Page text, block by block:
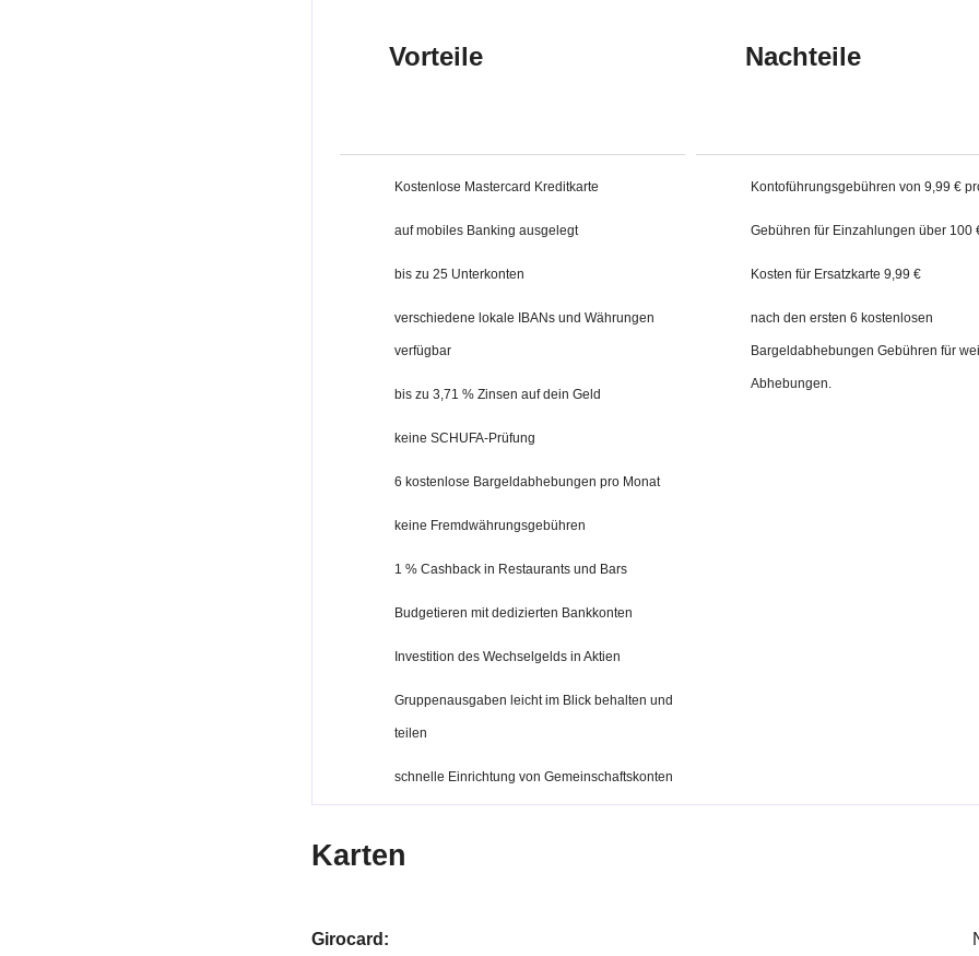
Vorteile
Kostenlose Mastercard Kreditkarte
auf mobiles Banking ausgelegt
bis zu 25 Unterkonten
verschiedene lokale IBANs und Währungen
verfügbar
bis zu 3,71 % Zinsen auf dein Geld
keine SCHUFA-Prüfung
6 kostenlose Bargeldabhebungen pro Monat
keine Fremdwährungsgebühren
1 % Cashback in Restaurants und Bars
Budgetieren mit dedizierten Bankkonten
Investition des Wechselgelds in Aktien
Gruppenausgaben leicht im Blick behalten und
teilen
schnelle Einrichtung von Gemeinschaftskonten
Nachteile
Kontoführungsgebühren von 9,99 €
Gebühren für Einzahlungen über 100
Kosten für Ersatzkarte 9,99 €
nach den ersten 6 kostenlosen
Bargeldabhebungen Gebühren für
Abhebungen.
Karten
Girocard: